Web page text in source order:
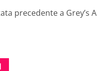
precedente a Grey’s